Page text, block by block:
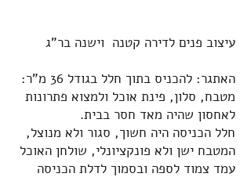
עיצוב פנים לדירה קטנה וישנה בר"ג
האתגר: להכניס בתוך חלל בגודל 36 מ"ר:
מטבח, סלון, פינת אוכל ולמצוא פתרונות
לאחסון שהיה מאד חסר בבית.
חלל הכניסה היה חשוך, סגור ולא מנוצל,
המטבח ישן ולא פונקציונלי, שולחן האוכל
עמד צמוד לספה ובסמוך לדלת הכניסה